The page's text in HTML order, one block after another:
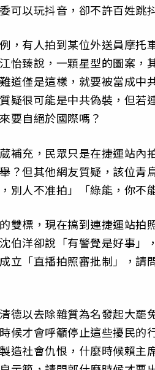
可以玩抖音，卻不許百姓跳
，有人拍到某位外送員摩
怡臻說，一顆星型的圖案
道僅是這樣，就要被當成中
疑很可能是中共偽裝，但
要自絕於國際嗎？
補充，民眾只是在捷運站
？但其他網友質疑，該位
別人不准拍」「綠能，你不
雙標，現在搞到連捷運站拍
伯洋卻說「有警覺是好事」
立「直播拍照審批制」，
德以去除雜質為名發起大罷
候才會呼籲停止這些擾民的
造社會仇恨，什麼時候賴主